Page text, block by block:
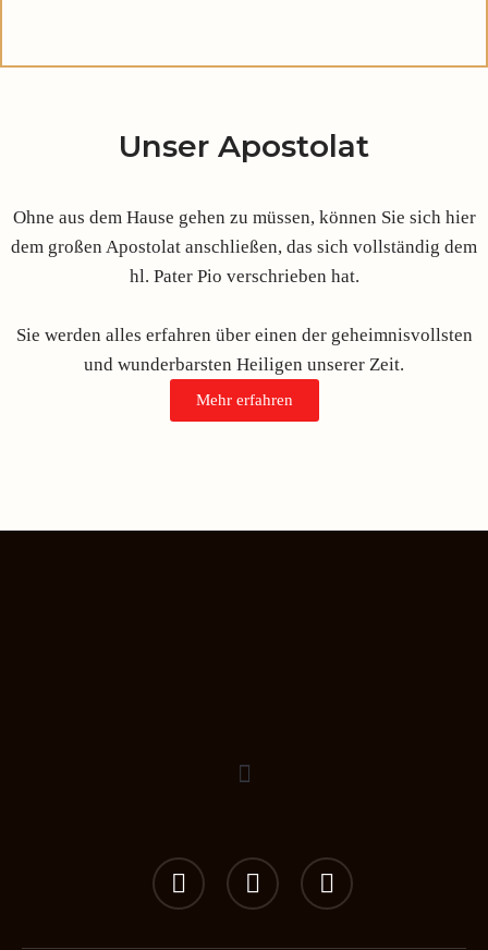
Unser Apostolat
Ohne aus dem Hause gehen zu müssen, können Sie sich hier
dem großen Apostolat anschließen, das sich vollständig dem
hl. Pater Pio verschrieben hat.
Sie werden alles erfahren über einen der geheimnisvollsten
und wunderbarsten Heiligen unserer Zeit.
Mehr erfahren